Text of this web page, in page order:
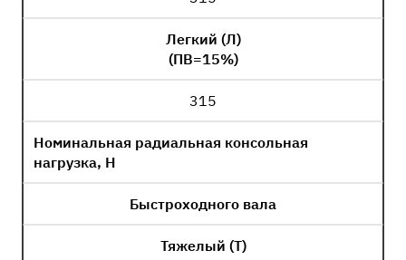
Легкий (Л)
(ПВ=15%)
315
Номинальная радиальная консольная
нагрузка, Н
Быстроходного вала
Тяжелый (Т)